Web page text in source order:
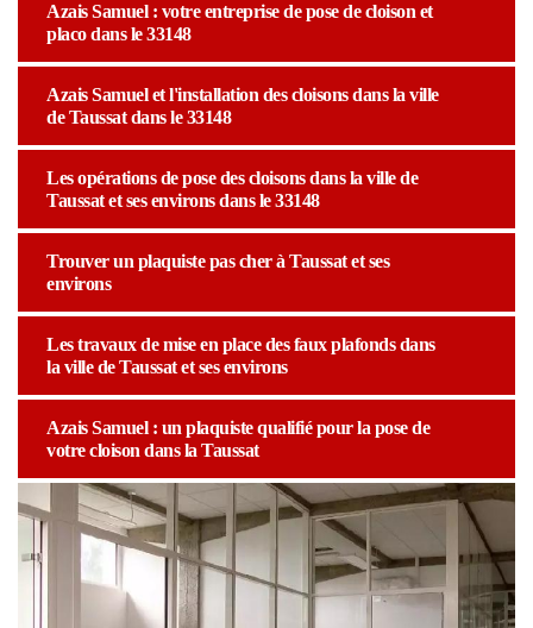
Azais Samuel : votre entreprise de pose de cloison et
placo dans le 33148
Azais Samuel et l'installation des cloisons dans la ville
de Taussat dans le 33148
Les opérations de pose des cloisons dans la ville de
Taussat et ses environs dans le 33148
Trouver un plaquiste pas cher à Taussat et ses
environs
Les travaux de mise en place des faux plafonds dans
la ville de Taussat et ses environs
Azais Samuel : un plaquiste qualifié pour la pose de
votre cloison dans la Taussat